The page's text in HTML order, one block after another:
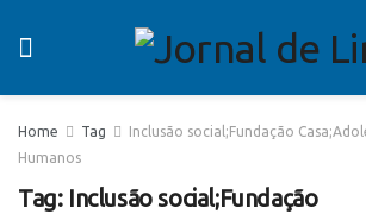
Home Tag
Inclusão social;Fundação
Humanos
Tag: Inclusão social;Fundação